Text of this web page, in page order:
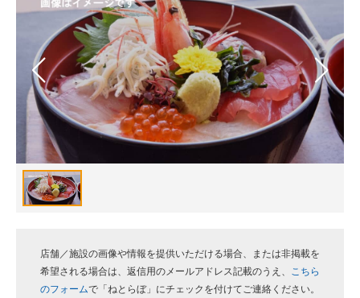
注目記事を集めた総合ページ
ITの今と未来を見通す
スマホと通信の最新トレンド
進化するPCとデバイスの未来
好きが集まる 比べて選べる
ビジネスと働き方のヒント
企業ITのトレンドを詳説
店舗／施設の画像や情報を提供いただける場合、または非掲載を
希望される場合は、返信用のメールアドレス記載のうえ、
こちら
のフォームで「ねとらぼ」にチェックを付けてご連絡ください。